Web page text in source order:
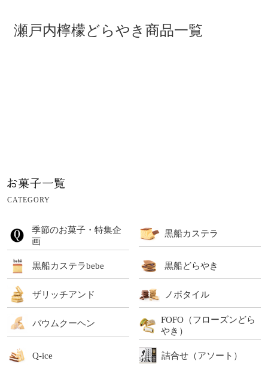
瀬戸内檸檬どらやき商品一覧
CATEGORY
季節のお菓子・特集企
画
黒船カステラ
黒船カステラbebe 黒船どらやき
ザリッチアンド ノボタイル
バウムクーヘン
FOFO（フローズンどら
やき）
Q-ice 詰合せ（アソート）